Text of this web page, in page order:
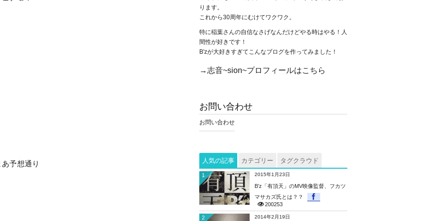
予想通り
ります。
これから30周年にむけてワクワク。
特に稲葉さんの自信なさげなんだけどやる時はやる！人
間性が好きです！
B'zが大好きすぎてこんなブログを作ってみました！
→志音~sion~プロフィールはこちら
お問い合わせ
お問い合わせ
人気の記事 カテゴリー タグクラウド
2015年1月23日
B’z「有頂天」のMV映像監督、フカツ
マサカズ氏とは？？
200253
1
2014年2月19日
2